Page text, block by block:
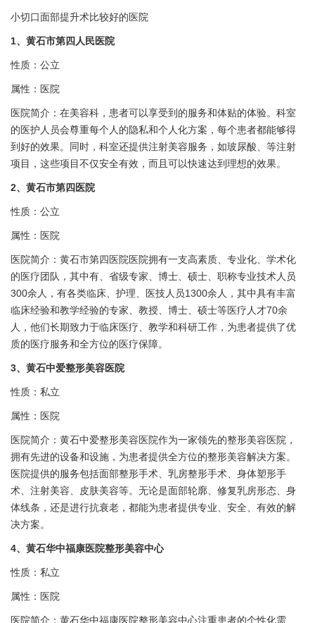
小切口面部提升术比较好的医院
1、黄石市第四人民医院
性质：公立
属性：医院
医院简介：在美容科，患者可以享受到的服务和体贴的体验。科室
的医护人员会尊重每个人的隐私和个人化方案，每个患者都能够得
到好的效果。同时，科室还提供注射美容服务，如玻尿酸、 等注射
项目，这些项目不仅安全有效，而且可以快速达到理想的效果。
2、黄石市第四 医院
性质：公立
属性：医院
医院简介：黄石市第四医院医院拥有一支高素质、专业化、学术化
的医疗团队，其中有、省级专家、博士、硕士、职称专业技术人员
300余人，有各类临床、护理、医技人员1300余人，其中具有丰富
临床经验和教学经验的专家、教授、博士、硕士等医疗人才70余
人，他们长期致力于临床医疗、教学和科研工作，为患者提供了优
质的医疗服务和全方位的医疗保障。
3、黄石中爱整形美容医院
性质：私立
属性：医院
医院简介：黄石中爱整形美容医院作为一家领先的整形美容医院，
拥有先进的设备和设施，为患者提供全方位的整形美容解决方案。
医院提供的服务包括面部整形手术、乳房整形手术、身体塑形手
术、注射美容、皮肤美容等。无论是面部轮廓、修复乳房形态、身
体线条，还是进行抗衰老，都能为患者提供专业、安全、有效的解
决方案。
4、黄石华中福康医院整形美容中心
性质：私立
属性：医院
医院简介：黄石华中福康医院整形美容中心注重患者的个性化需